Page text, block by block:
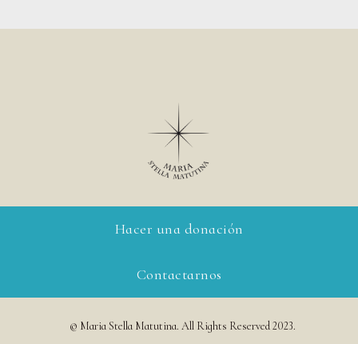
Hacer una donación
Contactarnos
© Maria Stella Matutina. All Rights Reserved 2023.